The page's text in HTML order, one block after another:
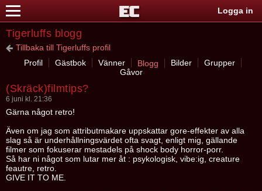
Logga in
Tigerluffs blogg
Tillbaka till Tigerluffs profil
Profil
Gästbok Vänner Blogg Bilder
Grupper
Gåvor
(Skräck)filmtips?
6 juni kl. 21:36
Gärna något retro!
Även om jag som attributmakare uppskattar gore-effekter av alla
slag så är underhållningsvärdet ofta svagt, enligt mig, gällande
filmer som fokuserar mestadels på shock body horror-porr.
Så har ni något som lutar mer åt : psykologisk, vibe:ig, creature
feautre, retro.
GIVE IT TO ME.